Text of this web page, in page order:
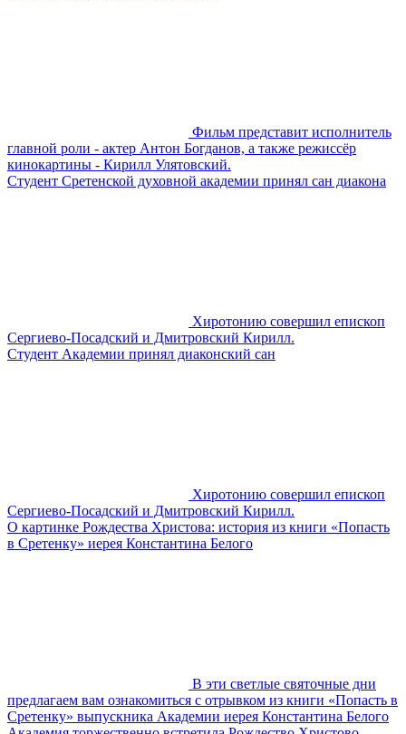
Фильм представит исполнитель
главной роли - актер Антон Богданов, а также режиссёр
кинокартины - Кирилл Улятовский .
Студент Сретенской духовной академии принял сан диакона
Хиротонию совершил епископ
Сергиево-Посадский и Дмитровский Кирилл.
Студент Академии принял диаконский сан
Хиротонию совершил епископ
Сергиево-Посадский и Дмитровский Кирилл.
О картинке Рождества Христова: история из книги «Попасть
в Сретенку» иерея Константина Белого
В эти светлые святочные дни
предлагаем вам ознакомиться с отрывком из книги «Попасть в
Сретенку» выпускника Академии иерея Константина Белого